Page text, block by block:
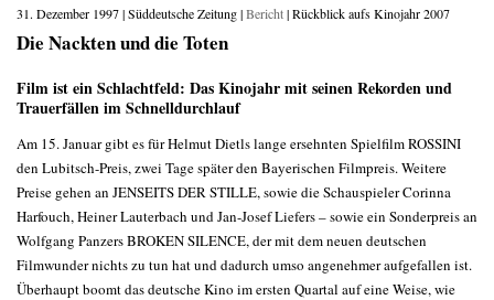
31. Dezember 1997 | Süddeutsche Zeitung |Bericht| Rückblick aufs Kinojahr 2007
Die Nackten und die Toten
Film ist ein Schlachtfeld: Das Kinojahr mit seinen Rekorden und
Trauerfällen im Schnelldurchlauf
Am 15. Januar gibt es für Helmut Dietls lange ersehnten Spielfilm ROSSINI
den Lubitsch-Preis, zwei Tage später den Bayerischen Filmpreis. Weitere
Preise gehen an JENSEITS DER STILLE, sowie die Schauspieler Corinna
Harfouch, Heiner Lauterbach und Jan-Josef Liefers – sowie ein Sonderpreis an
Wolfgang Panzers BROKEN SILENCE, der mit dem neuen deutschen
Filmwunder nichts zu tun hat und dadurch umso angenehmer aufgefallen ist.
Überhaupt boomt das deutsche Kino im ersten Quartal auf eine Weise, wie